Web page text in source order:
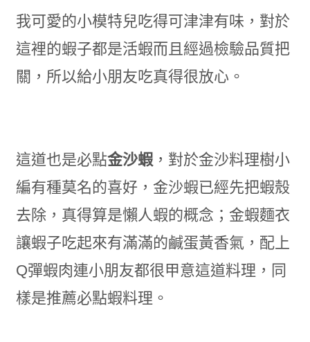
我可愛的小模特兒吃得可津津有味，對於
這裡的蝦子都是活蝦而且經過檢驗品質把
關，所以給小朋友吃真得很放心。
這道也是必點金沙蝦，對於金沙料理樹小
編有種莫名的喜好，金沙蝦已經先把蝦殼
去除，真得算是懶人蝦的概念；金蝦麵衣
讓蝦子吃起來有滿滿的鹹蛋黃香氣，配上
Q彈蝦肉連小朋友都很甲意這道料理，同
樣是推薦必點蝦料理。